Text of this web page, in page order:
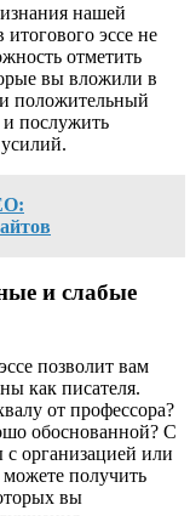
нашей
эссе не
отметить
вы вложили в
положительный
и послужить
и слабые
позволит вам
как писателя.
от профессора?
обоснованной? С
организацией или
получить
вы